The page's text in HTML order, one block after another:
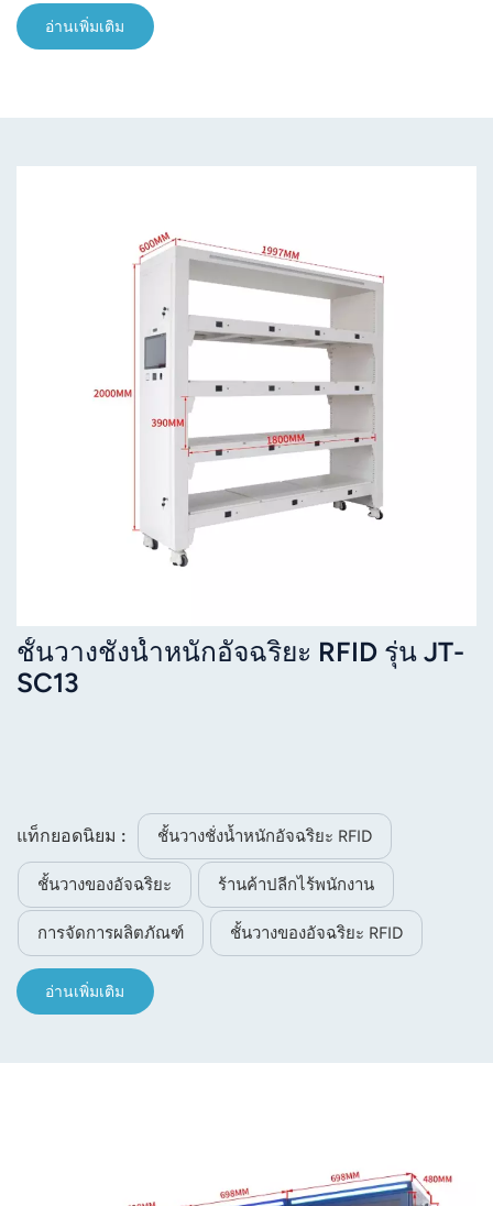
อ่านเพิ่มเติม
ชั้นวางชั่งน้ำหนักอัจฉริยะ RFID รุ่น JT-
SC13
แท็กยอดนิยม : ชั้นวางชั่งน้ำหนักอัจฉริยะ RFID
ชั้นวางของอัจฉริยะ ร้านค้าปลีกไร้พนักงาน
การจัดการผลิตภัณฑ์ ชั้นวางของอัจฉริยะ RFID
อ่านเพิ่มเติม